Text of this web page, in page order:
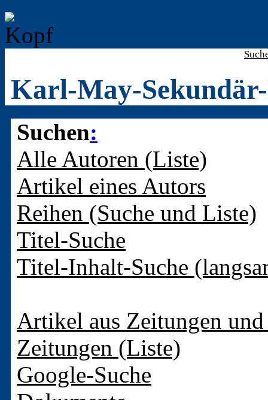
Karl-May-
Suchen:
Alle Autoren (Liste)
Artikel eines Autors
Reihen (Suche und Liste)
Titel-Suche
Titel-Inhalt-Suche
Artikel aus Zeitungen
Zeitungen (Liste)
Google-Suche